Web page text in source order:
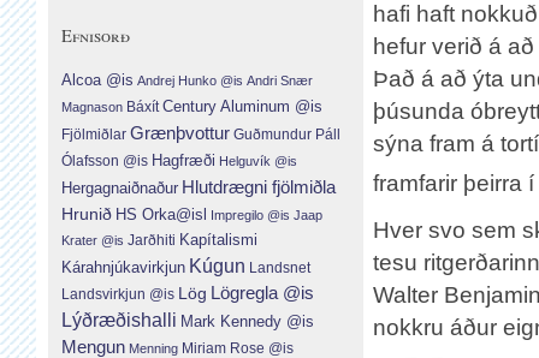
hafi haft
hefur verið á
Það á að ýta
þúsunda
sýna fram á
framfarir þeirra
Hver svo sem
tesu
Walter
nokkru áður
Efnisorð
Alcoa @is Andrej Hunko @is Andri Snær
Magnason Báxít Century Aluminum @is
Fjölmiðlar Grænþvottur Guðmundur Páll
Ólafsson @is Hagfræði Helguvík @is
Hergagnaiðnaður Hlutdrægni fjölmiðla
Hrunið HS Orka@isl Impregilo @is Jaap
Krater @is Jarðhiti Kapítalismi
Kárahnjúkavirkjun Kúgun Landsnet
Landsvirkjun @is Lög Lögregla @is
Lýðræðishalli Mark Kennedy @is
Mengun Menning Miriam Rose @is